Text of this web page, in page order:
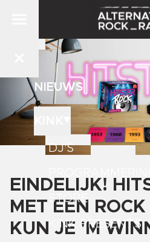
NIEUWS
DJ'S
STORE
KINK PRESENTS
EINDELIJK!
MET EEN
KUN JE 'M